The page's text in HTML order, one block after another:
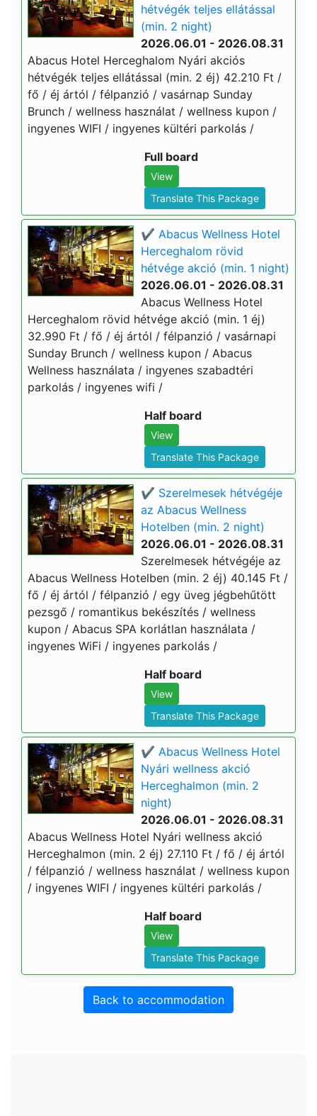
hétvégék teljes ellátással
(min. 2 night)
2026.06.01 - 2026.08.31
Abacus Hotel Herceghalom Nyári akciós
hétvégék teljes ellátással (min. 2 éj) 42.210 Ft /
fő / éj ártól / félpanzió / vasárnap Sunday
Brunch / wellness használat / wellness kupon /
ingyenes WIFI / ingyenes kültéri parkolás /
Full board
View
Translate This Package
✔️ Abacus Wellness Hotel
Herceghalom rövid
hétvége akció (min. 1 night)
2026.06.01 - 2026.08.31
Abacus Wellness Hotel
Herceghalom rövid hétvége akció (min. 1 éj)
32.990 Ft / fő / éj ártól / félpanzió / vasárnapi
Sunday Brunch / wellness kupon / Abacus
Wellness használata / ingyenes szabadtéri
parkolás / ingyenes wifi /
Half board
View
Translate This Package
✔️ Szerelmesek hétvégéje
az Abacus Wellness
Hotelben (min. 2 night)
2026.06.01 - 2026.08.31
Szerelmesek hétvégéje az
Abacus Wellness Hotelben (min. 2 éj) 40.145 Ft /
fő / éj ártól / félpanzió / egy üveg jégbehűtött
pezsgő / romantikus bekészítés / wellness
kupon / Abacus SPA korlátlan használata /
ingyenes WiFi / ingyenes parkolás /
Half board
View
Translate This Package
✔️ Abacus Wellness Hotel
Nyári wellness akció
Herceghalmon (min. 2
night)
2026.06.01 - 2026.08.31
Abacus Wellness Hotel Nyári wellness akció
Herceghalmon (min. 2 éj) 27.110 Ft / fő / éj ártól
/ félpanzió / wellness használat / wellness kupon
/ ingyenes WIFI / ingyenes kültéri parkolás /
Half board
View
Translate This Package
Back to accommodation